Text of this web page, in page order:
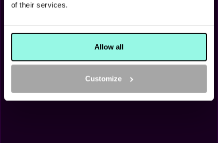
of their services.
Allow all
Customize